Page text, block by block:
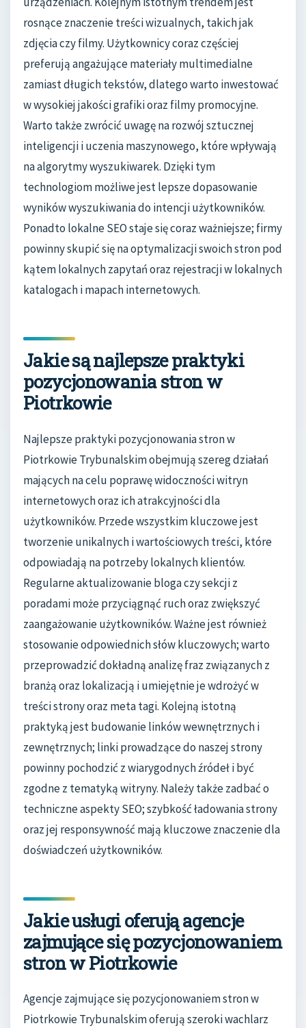
rosnące znaczenie treści wizualnych, takich jak
zdjęcia czy filmy. Użytkownicy coraz częściej
preferują angażujące materiały multimedialne
zamiast długich tekstów, dlatego warto inwestować
w wysokiej jakości grafiki oraz filmy promocyjne.
Warto także zwrócić uwagę na rozwój sztucznej
inteligencji i uczenia maszynowego, które wpływają
na algorytmy wyszukiwarek. Dzięki tym
technologiom możliwe jest lepsze dopasowanie
wyników wyszukiwania do intencji użytkowników.
Ponadto lokalne SEO staje się coraz ważniejsze; firmy
powinny skupić się na optymalizacji swoich stron pod
kątem lokalnych zapytań oraz rejestracji w lokalnych
katalogach i mapach internetowych.
Jakie są najlepsze praktyki
pozycjonowania stron w
Piotrkowie
Najlepsze praktyki pozycjonowania stron w
Piotrkowie Trybunalskim obejmują szereg działań
mających na celu poprawę widoczności witryn
internetowych oraz ich atrakcyjności dla
użytkowników. Przede wszystkim kluczowe jest
tworzenie unikalnych i wartościowych treści, które
odpowiadają na potrzeby lokalnych klientów.
Regularne aktualizowanie bloga czy sekcji z
poradami może przyciągnąć ruch oraz zwiększyć
zaangażowanie użytkowników. Ważne jest również
stosowanie odpowiednich słów kluczowych; warto
przeprowadzić dokładną analizę fraz związanych z
branżą oraz lokalizacją i umiejętnie je wdrożyć w
treści strony oraz meta tagi. Kolejną istotną
praktyką jest budowanie linków wewnętrznych i
zewnętrznych; linki prowadzące do naszej strony
powinny pochodzić z wiarygodnych źródeł i być
zgodne z tematyką witryny. Należy także zadbać o
techniczne aspekty SEO; szybkość ładowania strony
oraz jej responsywność mają kluczowe znaczenie dla
doświadczeń użytkowników.
Jakie usługi oferują agencje
zajmujące się pozycjonowaniem
stron w Piotrkowie
Agencje zajmujące się pozycjonowaniem stron w
Piotrkowie Trybunalskim oferują szeroki wachlarz